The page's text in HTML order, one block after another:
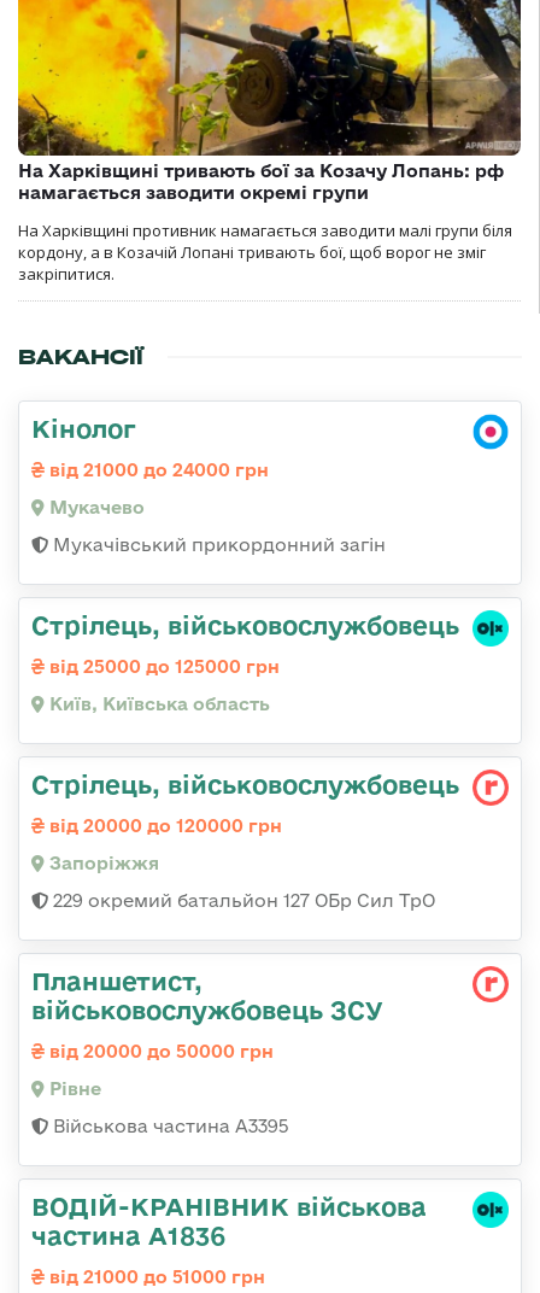
На Харківщині тривають бої за Козачу Лопань: рф
намагається заводити окремі групи
На Харківщині противник намагається заводити малі групи біля
кордону, а в Козачій Лопані тривають бої, щоб ворог не зміг
закріпитися.
ВАКАНСІЇ
Кінолог
від 21000 до 24000 грн
Мукачево
Мукачівський прикордонний загін
Стpілець, військовослужбовець
від 25000 до 125000 грн
Київ, Київська область
Стрілець, військовослужбовець
від 20000 до 120000 грн
Запоріжжя
229 окремий батальйон 127 ОБр Сил ТрО
Планшетист,
військовослужбовець ЗСУ
від 20000 до 50000 грн
Рівне
Військова частина А3395
ВОДІЙ-КРАНІВНИК військова
частина А1836
від 21000 до 51000 грн